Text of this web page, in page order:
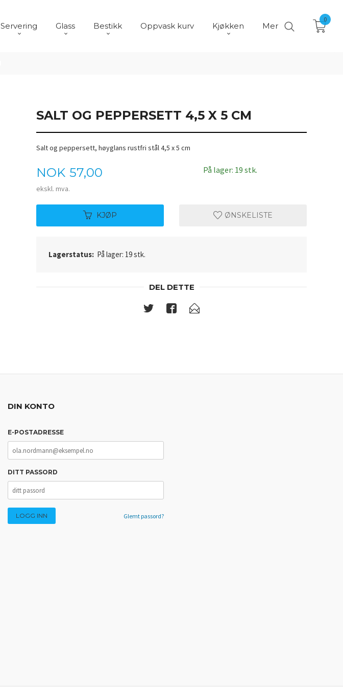
Servering Glass Bestikk Oppvask kurv Kjøkken Mer
0
SALT OG PEPPERSETT 4,5 X 5 CM
Salt og peppersett, høyglans rustfri stål 4,5 x 5 cm
Pris
NOK 57,00
ekskl. mva.
På lager: 19 stk.
KJØP ØNSKELISTE
Lagerstatus: På lager: 19 stk.
DEL DETTE
DIN KONTO
E-POSTADRESSE
DITT PASSORD
Glemt passord?